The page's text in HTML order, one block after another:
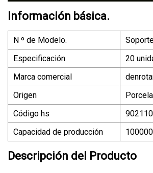
Información básica.
N º de Modelo.
Especificación
20
Marca comercial
Origen
Código hs
Capacidad de producción
Descripción del Producto